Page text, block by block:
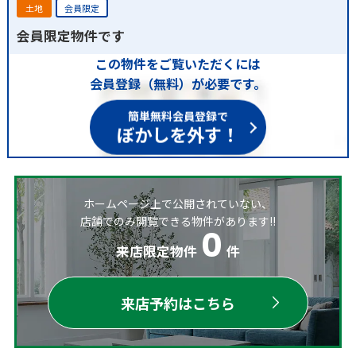
土地 会員限定
会員限定物件です
この物件をご覧いただくには
会員登録（無料）が必要です。
簡単無料会員登録で
ぼかしを外す！
ホームページ上で公開されていない、
店舗でのみ閲覧できる物件があります!!
来店限定物件 0 件
来店予約はこちら